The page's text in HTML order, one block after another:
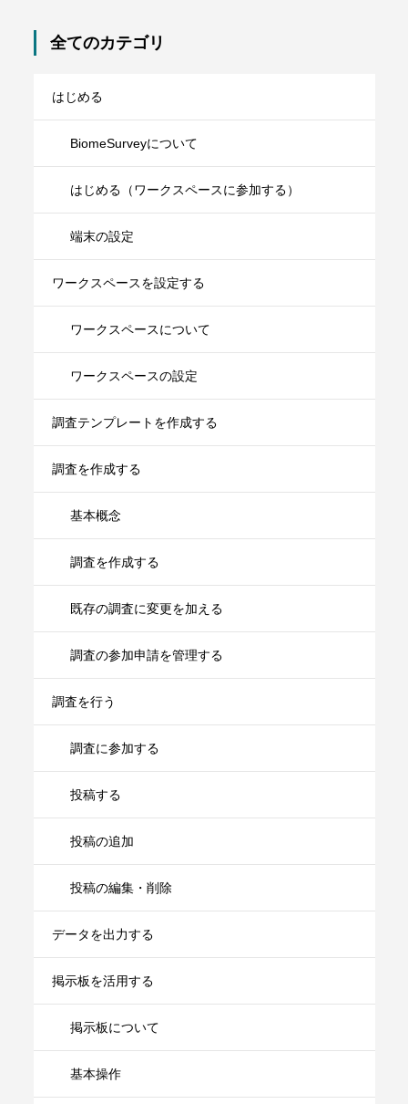
全てのカテゴリ
はじめる
BiomeSurveyについて
はじめる（ワークスペースに参加する）
端末の設定
ワークスペースを設定する
ワークスペースについて
ワークスペースの設定
調査テンプレートを作成する
調査を作成する
基本概念
調査を作成する
既存の調査に変更を加える
調査の参加申請を管理する
調査を行う
調査に参加する
投稿する
投稿の追加
投稿の編集・削除
データを出力する
掲示板を活用する
掲示板について
基本操作